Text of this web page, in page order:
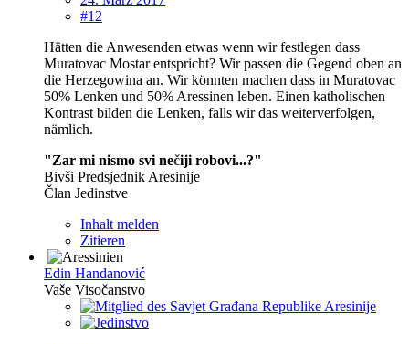
#12
Hätten die Anwesenden etwas wenn wir festlegen dass
Muratovac Mostar entspricht? Wir passen die Gegend oben an
die Herzegowina an. Wir könnten machen dass in Muratovac
50% Lenken und 50% Aressinen leben. Einen katholischen
Kontrast bilden die Lenken, falls wir das weiterverfolgen,
nämlich.
"Zar mi nismo svi nečiji robovi...?"
Bivši Predsjednik Aresinije
Član Jedinstve
Inhalt melden
Zitieren
Edin Handanović
Vaše Visočanstvo